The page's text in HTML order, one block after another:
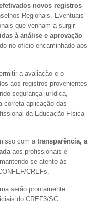
novos registros
Regionais. Eventuais
que venham a surgir
à análise e aprovação
no ofício encaminhado aos
a avaliação e o
aos registros provenientes
segurança jurídica,
correta aplicação das
da Educação Física
com atransparência, a
aos profissionais e
se atento às
CREFs.
serão prontamente
do CREF3/SC.